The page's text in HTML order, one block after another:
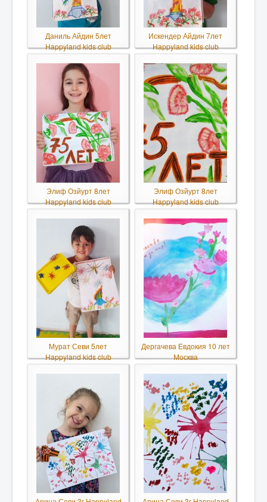
Даниль Айдин 5лет
Happyland kids club
Искендер Айдин 7лет
Happyland kids club
Элиф Озйурт 8лет
Happyland kids club
Элиф Озйурт 8лет
Happyland kids club
Мурат Севи 5лет
Happyland kids club
Дергачева Евдокия 10 лет
Москва